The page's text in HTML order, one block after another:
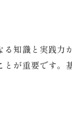
知識と実践力
が重要です。